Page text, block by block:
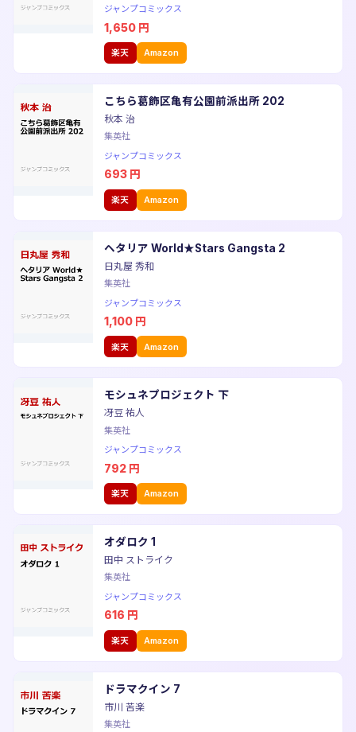
ジャンプコミックス
1,650 円
楽天 Amazon
こちら葛飾区亀有公園前派出所 202
秋本 治
集英社
ジャンプコミックス
693 円
楽天 Amazon
ヘタリア World★Stars Gangsta 2
日丸屋 秀和
集英社
ジャンプコミックス
1,100 円
楽天 Amazon
モシュネプロジェクト 下
冴豆 祐人
集英社
ジャンプコミックス
792 円
楽天 Amazon
オダロク 1
田中 ストライク
集英社
ジャンプコミックス
616 円
楽天 Amazon
ドラマクイン 7
市川 苦楽
集英社